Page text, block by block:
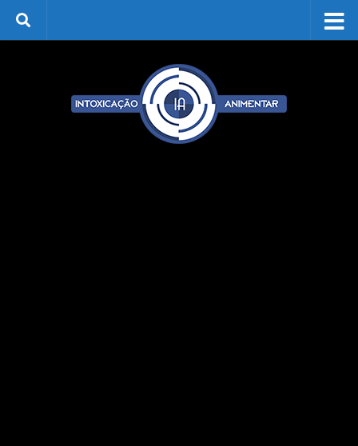
Skip to content